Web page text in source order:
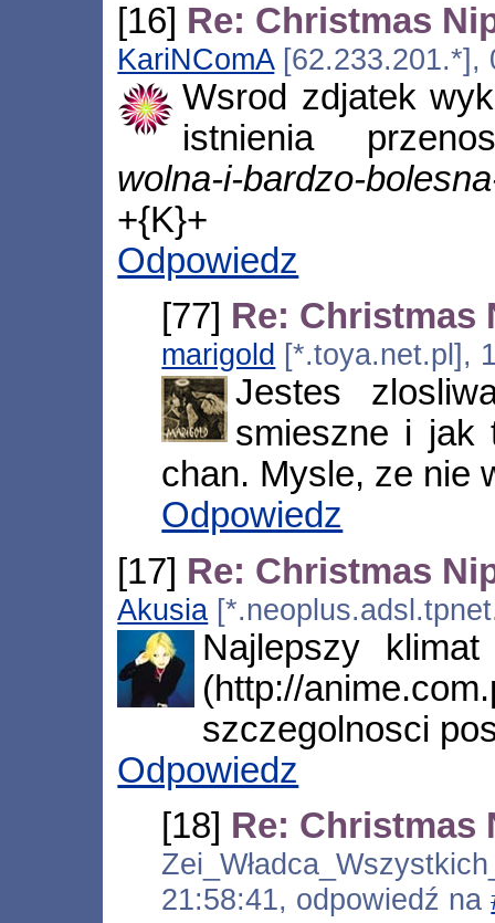
[16] Re: Christmas
KariNComA[62.233.201.*],
Wsrod zdjatek
istnienia
wolna-i-bardzo-
+{K}+
Odpowiedz
[77] Re: Christmas
marigold [*.toya.net.pl],
Jestes
smieszne i jak
chan. Mysle, ze nie
Odpowiedz
[17] Re: Christmas
Akusia
Najlepszy
(http://
szczegolnosci
Odpowiedz
[18] Re: Christmas
21:58:41, odpowiedź na